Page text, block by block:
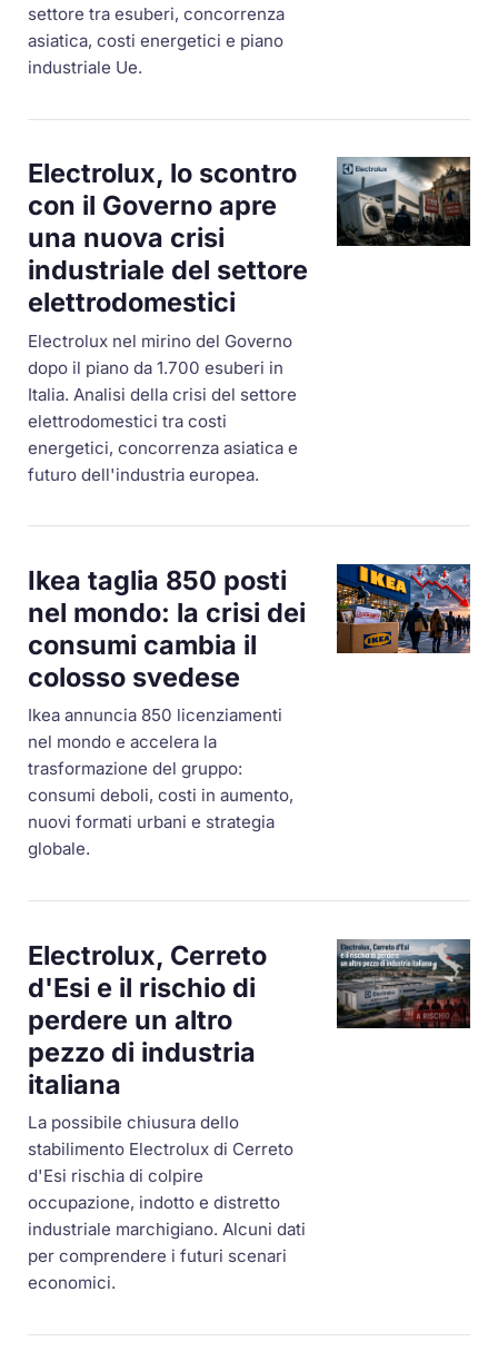
settore tra esuberi, concorrenza
asiatica, costi energetici e piano
industriale Ue.
Electrolux, lo scontro
con il Governo apre
una nuova crisi
industriale del settore
elettrodomestici
Electrolux nel mirino del Governo
dopo il piano da 1.700 esuberi in
Italia. Analisi della crisi del settore
elettrodomestici tra costi
energetici, concorrenza asiatica e
futuro dell'industria europea.
Ikea taglia 850 posti
nel mondo: la crisi dei
consumi cambia il
colosso svedese
Ikea annuncia 850 licenziamenti
nel mondo e accelera la
trasformazione del gruppo:
consumi deboli, costi in aumento,
nuovi formati urbani e strategia
globale.
Electrolux, Cerreto
d'Esi e il rischio di
perdere un altro
pezzo di industria
italiana
La possibile chiusura dello
stabilimento Electrolux di Cerreto
d'Esi rischia di colpire
occupazione, indotto e distretto
industriale marchigiano. Alcuni dati
per comprendere i futuri scenari
economici.